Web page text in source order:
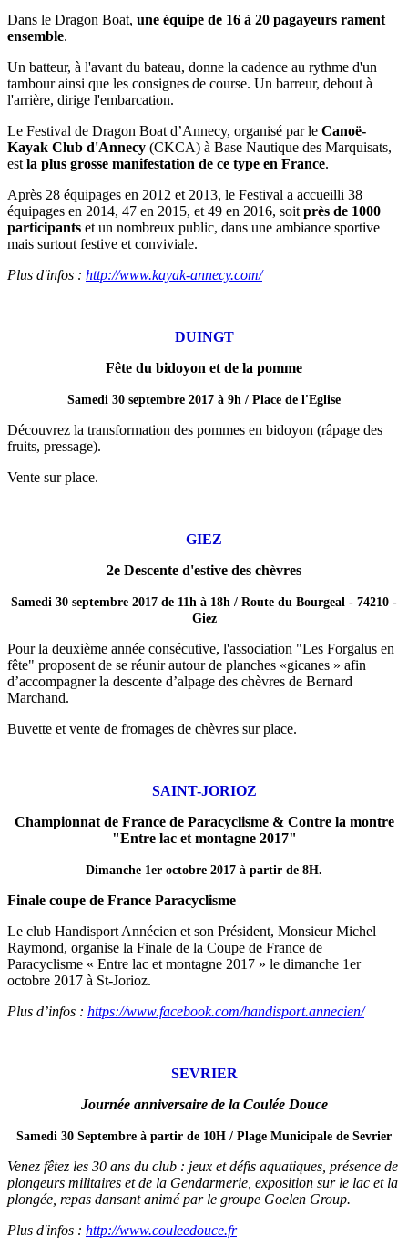
Dans le Dragon Boat, une équipe de 16 à 20 pagayeurs rament
ensemble.
Un batteur, à l'avant du bateau, donne la cadence au rythme d'un
tambour ainsi que les consignes de course. Un barreur, debout à
l'arrière, dirige l'embarcation.
Le Festival de Dragon Boat d’Annecy, organisé par le Canoë-
Kayak Club d'Annecy (CKCA) à Base Nautique des Marquisats,
est la plus grosse manifestation de ce type en France.
Après 28 équipages en 2012 et 2013, le Festival a accueilli 38
équipages en 2014, 47 en 2015, et 49 en 2016, soit près de 1000
participants et un nombreux public, dans une ambiance sportive
mais surtout festive et conviviale.
Plus d'infos : http://www.kayak-annecy.com/
DUINGT
Fête du bidoyon et de la pomme
Samedi 30 septembre 2017 à 9h / Place de l'Eglise
Découvrez la transformation des pommes en bidoyon (râpage des
fruits, pressage).
Vente sur place.
GIEZ
2e Descente d'estive des chèvres
Samedi 30 septembre 2017 de 11h à 18h / Route du Bourgeal - 74210 -
Giez
Pour la deuxième année consécutive, l'association "Les Forgalus en
fête" proposent de se réunir autour de planches «gicanes » afin
d’accompagner la descente d’alpage des chèvres de Bernard
Marchand.
Buvette et vente de fromages de chèvres sur place.
SAINT-JORIOZ
Championnat de France de Paracyclisme & Contre la montre
"Entre lac et montagne 2017"
Dimanche 1er octobre 2017 à partir de 8H.
Finale coupe de France Paracyclisme
Le club Handisport Annécien et son Président, Monsieur Michel
Raymond, organise la Finale de la Coupe de France de
Paracyclisme « Entre lac et montagne 2017 » le dimanche 1er
octobre 2017 à St-Jorioz.
Plus d’infos : https://www.facebook.com/handisport.annecien/
SEVRIER
Journée anniversaire de la Coulée Douce
Samedi 30 Septembre à partir de 10H / Plage Municipale de Sevrier
Venez fêtez les 30 ans du club : jeux et défis aquatiques, présence de
plongeurs militaires et de la Gendarmerie, exposition sur le lac et la
plongée, repas dansant animé par le groupe Goelen Group.
Plus d'infos : http://www.couleedouce.fr